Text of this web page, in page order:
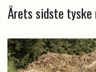
Årets sidste